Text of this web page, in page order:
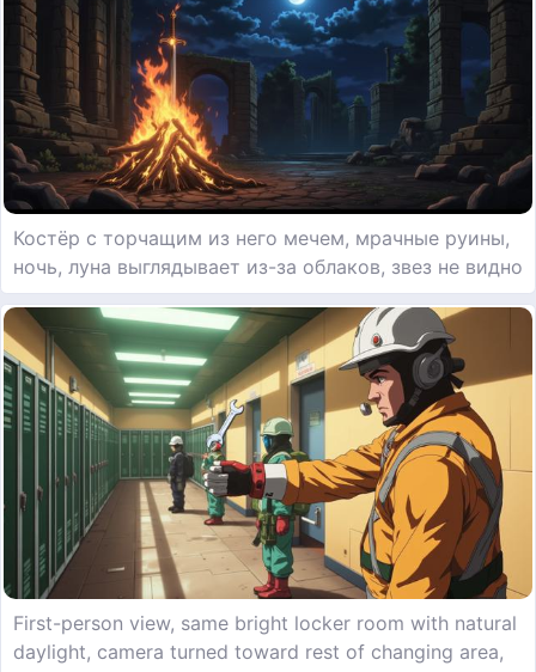
Костёр с торчащим из него мечем, мрачные руины,
ночь, луна выглядывает из-за облаков, звез не видно
First-person view, same bright locker room with natural
daylight, camera turned toward rest of changing area,